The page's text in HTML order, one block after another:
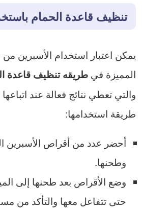
تنظيف قاعدة الحمام
يمكن اعتبار استخدام الأسبرين
المميزة في طريقه تنظيف قاعدة
والتي تعطي نتائج فعالة عند
طريقة استخدامها:
أحضر عدد من أقراص الأسبرين
وطحنها.
وضع الأقراص بعد طحنها إلى
حتى تتفاعل معها والتأكد من